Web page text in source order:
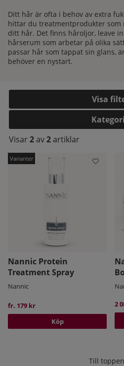
Ditt hår är ofta i behov av extra
hittar du treatmentprodukter som
ditt hår. Det finns håroljor, leave
hårserum som arbetar på olika
passar hår som tappat sin glans,
behöver en nystart.
Filtrera
Visar 2av2artiklar
Nannic Protein
Treatment Spray
Nannic
fr. 179 kr
Köp
2
Till toppen